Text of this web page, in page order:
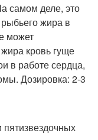
самом деле, это
жира в
может
кровь гуще
в работе сердца,
Дозировка: 2-3